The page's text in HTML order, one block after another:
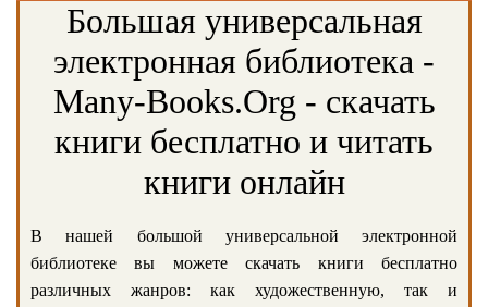
Большая универсальная
электронная библиотека -
Many-Books.Org - скачать
книги бесплатно и читать
книги онлайн
В нашей большой универсальной электронной
библиотеке вы можете скачать книги бесплатно
различных жанров: как художественную, так и